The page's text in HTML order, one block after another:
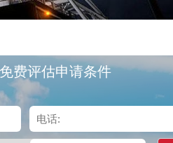
费评估申请条件